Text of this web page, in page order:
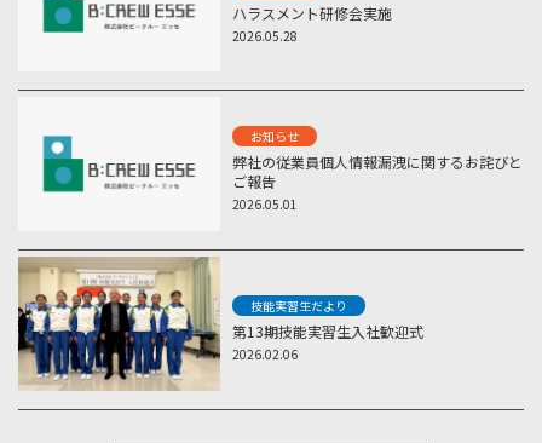
ハラスメント研修会実施
2026.05.28
お知らせ
弊社の従業員個人情報漏洩に関するお詫びと
ご報告
2026.05.01
技能実習生だより
第13期技能実習生入社歓迎式
2026.02.06